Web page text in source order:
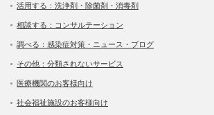
活用する：洗浄剤・除菌剤・消毒剤
相談する：コンサルテーション
調べる：感染症対策・ニュース・ブログ
その他：分類されないサービス
医療機関のお客様向け
社会福祉施設のお客様向け